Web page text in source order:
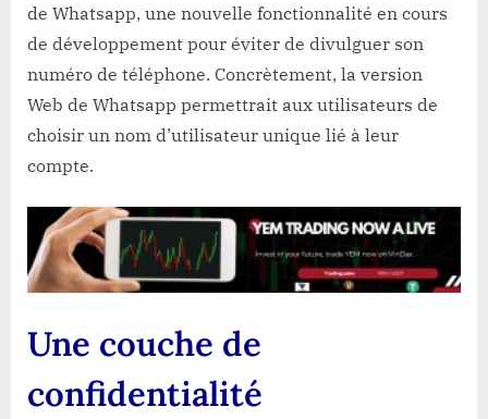
de Whatsapp, une nouvelle fonctionnalité en cours
de développement pour éviter de divulguer son
numéro de téléphone. Concrètement, la version
Web de Whatsapp permettrait aux utilisateurs de
choisir un nom d’utilisateur unique lié à leur
compte.
Une couche de
confidentialité